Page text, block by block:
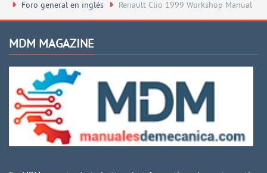
Foro general en inglés
Renault Clio 1999 Workshop Manual
MDM MAGAZINE